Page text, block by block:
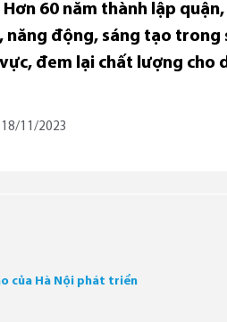
60 năm thành lập
động, sáng tạo
đem lại chất lượng cho
18/11/2023
của Hà Nội phát triển